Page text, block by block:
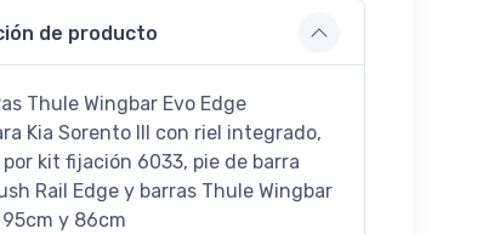
de producto
Thule Wingbar Evo Edge
Kia Sorento III con riel integrado,
kit fijación 6033, pie de barra
Rail Edge y barras Thule Wingbar
95cm y 86cm